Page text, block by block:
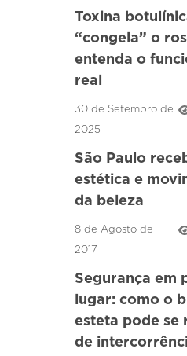
Toxina
“congela” o
entenda o
real
30 de Setembro de
2025
São Paulo
estética e
da beleza
8 de Agosto de
2017
Segurança em
lugar: como o
esteta pode se
de